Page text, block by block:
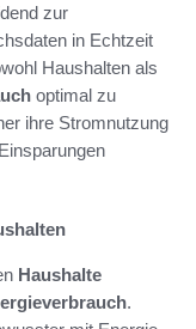
zur
in Echtzeit
Haushalten als
optimal zu
ihre Stromnutzung
Haushalte
.